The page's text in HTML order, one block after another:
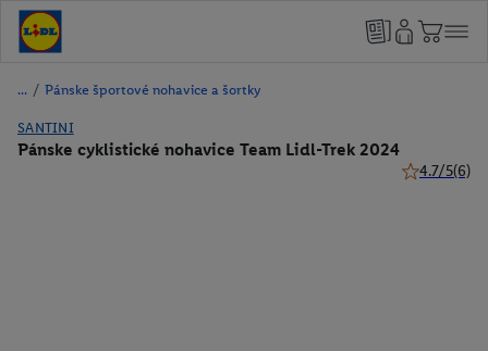
/ Pánske športové nohavice a šortky
SANTINI
Pánske cyklistické nohavice Team Lidl-Trek 2024
4.7/5(6)